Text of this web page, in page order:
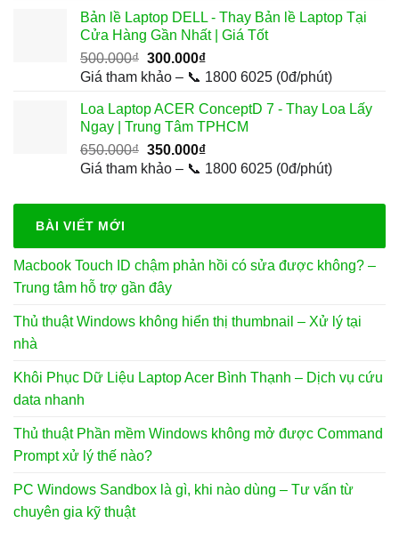
450.000₫.là:
250.000₫.
Bản lề Laptop DELL - Thay Bản lề Laptop Tại
Cửa Hàng Gần Nhất | Giá Tốt
500.000₫ Giá
gốc
500.000₫.
300.000₫Giá
hiện
là:
300.000₫.
Giá tham khảo – 📞 1800 6025 (0đ/phút)
Loa Laptop ACER ConceptD 7 - Thay Loa Lấy
Ngay | Trung Tâm TPHCM
650.000₫ Giá
gốc
650.000₫.
350.000₫Giá
hiện
là:
Giá tham khảo – 📞 1800 6025 (0đ/phút)
BÀI VIẾT MỚI
Macbook Touch ID chậm phản hồi có sửa được không? –
Trung tâm hỗ trợ gần đây
Thủ thuật Windows không hiển thị thumbnail – Xử lý tại
nhà
Khôi Phục Dữ Liệu Laptop Acer Bình Thạnh – Dịch vụ cứu
data nhanh
Thủ thuật Phần mềm Windows không mở được Command
Prompt xử lý thế nào?
PC Windows Sandbox là gì, khi nào dùng – Tư vấn từ
chuyên gia kỹ thuật